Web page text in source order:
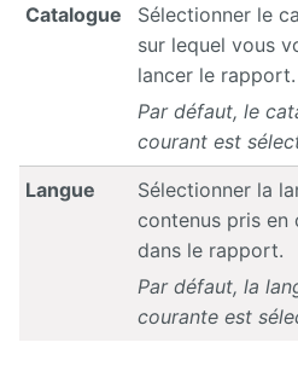
Catalogue
Sélectionner le
sur lequel vous
lancer le rapport.
Par défaut, le
courant est
Langue
Sélectionner la
contenus pris en
dans le rapport.
Par défaut, la
courante est